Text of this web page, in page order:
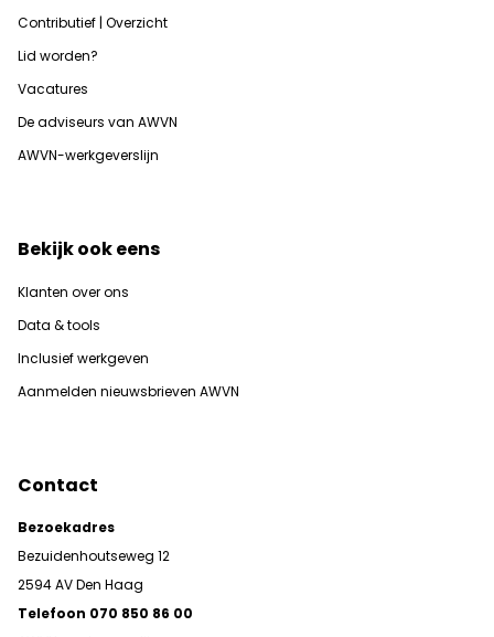
Contributief | Overzicht
Lid worden?
Vacatures
De adviseurs van AWVN
AWVN-werkgeverslijn
Bekijk ook eens
Klanten over ons
Data & tools
Inclusief werkgeven
Aanmelden nieuwsbrieven AWVN
Contact
Bezoekadres
Bezuidenhoutseweg 12
2594 AV Den Haag
Telefoon 070 850 86 00